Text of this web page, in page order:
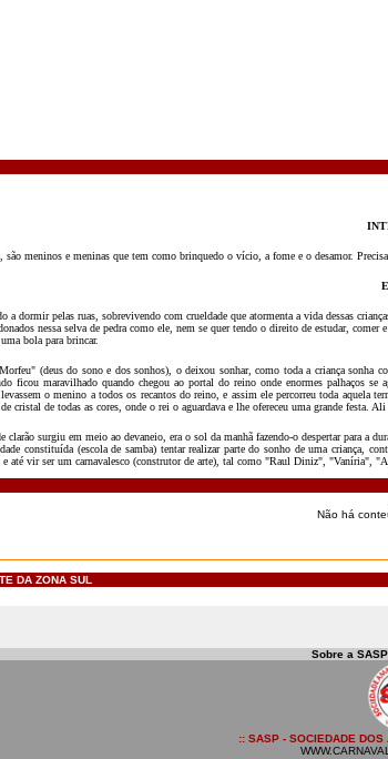
são meninos e meninas que tem como brinquedo o vício, a fome e o desamor.
a dormir pelas ruas, sobrevivendo com crueldade que atormenta a vida dessas
nessa selva de pedra como ele, nem se quer tendo o direito de estudar,
bola para brincar.
(deus do sono e dos sonhos), o deixou sonhar, como toda a criança
ficou maravilhado quando chegou ao portal do reino onde enormes
o menino a todos os recantos do reino, e assim ele percorreu toda aquela
cristal de todas as cores, onde o rei o aguardava e lhe ofereceu uma grande festa.
surgiu em meio ao devaneio, era o sol da manhã fazendo-o despertar para
constituída (escola de samba) tentar realizar parte do sonho de uma criança,
até vir ser um carnavalesco (construtor de arte), tal como "Raul Diniz", "Vaníria",
Não há
DA ZONA SUL
Sobre a SASP
:: SASP - SOCIEDADE